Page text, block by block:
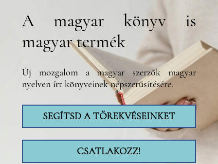
A magyar könyv is
magyar termék
Új mozgalom a magyar szerzők magyar
nyelven írt könyveinek népszerűsítésére.
SEGÍTSD A TÖREKVÉSEINKET
CSATLAKOZZ!